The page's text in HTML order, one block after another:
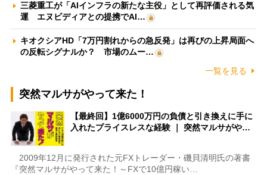
三菱重工が「AIインフラの新たな主役」として再評価される気
運 エヌビディアとの提携でAI…
キオクシアHD「7万円割れからの急反発」は再びの上昇局面へ
の反転シグナルか？ 市場のムー…
一覧を見る
突然マルサがやって来た！
【最終回】1億6000万円の負債と引き換えに手に
入れたプライスレスな経験 ｜ 突然マルサがや…
2009年12月に発行された元FXトレーダー・磯貝清明氏の著書
『突然マルサがやって来た！～FXで10億円稼い…